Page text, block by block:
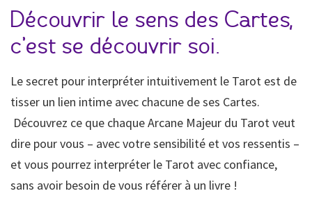
Découvrir le sens des Cartes,
c’est se découvrir soi.
Le secret pour interpréter intuitivement le Tarot est de
tisser un lien intime avec chacune de ses Cartes.
Découvrez ce que chaque Arcane Majeur du Tarot veut
dire pour vous – avec votre sensibilité et vos ressentis –
et vous pourrez interpréter le Tarot avec confiance,
sans avoir besoin de vous référer à un livre !